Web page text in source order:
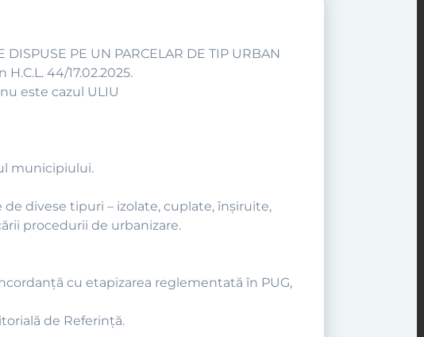
PE UN PARCELAR DE TIP URBAN
44/17.02.2025.
este cazul ULIU
municipiului.
divese tipuri – izolate, cuplate, înşiruite,
procedurii de urbanizare.
cu etapizarea reglementată în PUG,
de Referinţă.